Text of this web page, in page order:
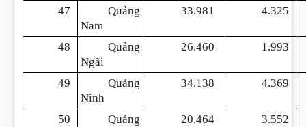
47
Quảng
Nam
33.981 4.325
48
Quảng
Ngãi
26.460 1.993
49
Quảng
Ninh
34.138 4.369
50
Quảng
20.464 3.552